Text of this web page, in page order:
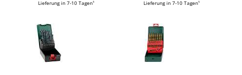
Lieferung in 7-10 Tagen¹ Lieferung in 7-10 Tagen¹